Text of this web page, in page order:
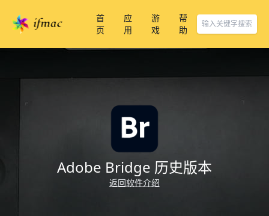
首
页
应
用
游
戏
帮
助
Adobe Bridge 历史版本
返回软件介绍